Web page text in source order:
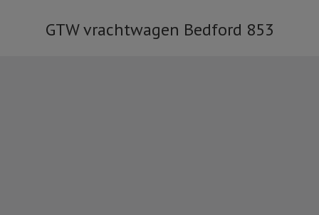
GTW vrachtwagen Bedford 853